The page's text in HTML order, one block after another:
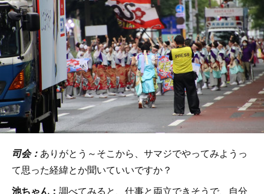
司会： ありがとう～そこから、サマジでやってみようっ
て思った経緯とか聞いていいですか？
池ちゃん： 調べてみると、仕事と両立できそうで、自分